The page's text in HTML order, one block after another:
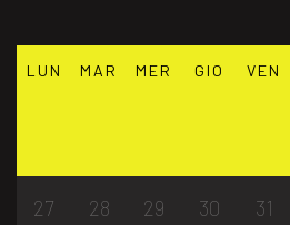
LUN MAR MER GIO VEN
27 28 29 30 31